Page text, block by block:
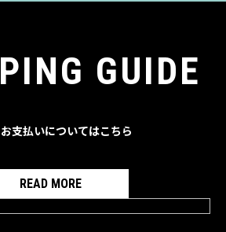
GUIDE
支払いについてはこちら
READ MORE